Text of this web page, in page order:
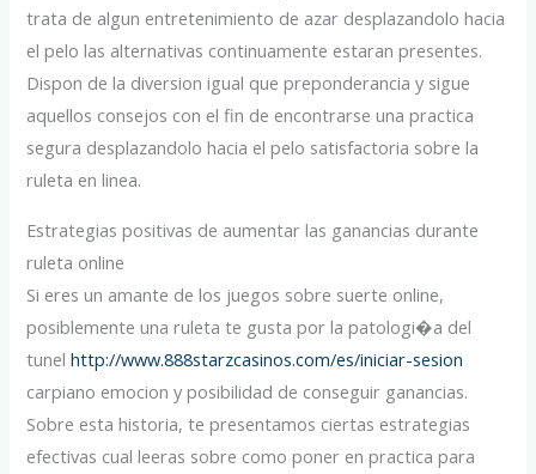
trata de algun entretenimiento de azar desplazandolo hacia
el pelo las alternativas continuamente estaran presentes.
Dispon de la diversion igual que preponderancia y sigue
aquellos consejos con el fin de encontrarse una practica
segura desplazandolo hacia el pelo satisfactoria sobre la
ruleta en linea.
Estrategias positivas de aumentar las ganancias durante
ruleta online
Si eres un amante de los juegos sobre suerte online,
posiblemente una ruleta te gusta por la patologi�a del
tunelhttp://www.888starzcasinos.com/es/iniciar-sesion
carpiano emocion y posibilidad de conseguir ganancias.
Sobre esta historia, te presentamos ciertas estrategias
efectivas cual leeras sobre como poner en practica para